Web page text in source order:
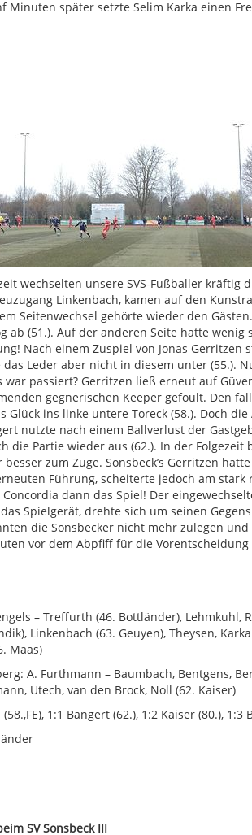
Minuten später setzte Selim Karka einen
wechselten unsere SVS-Fußballer kräftig
Linkenbach, kamen auf den
Seitenwechsel gehörte wieder den
ab (51.). Auf der anderen Seite hatte
Nach einem Zuspiel von Jonas
das Leder aber nicht in diesem unter (55.).
war passiert? Gerritzen ließ erneut auf
gegnerischen Keeper gefoult. Den
Glück ins linke untere Toreck (58.). Doch
nutzte nach einem Ballverlust der
die Partie wieder aus (62.). In der Folgezeit
zum Zuge. Sonsbeck’s Gerritzen
Führung, scheiterte jedoch am
dann das Spiel! Der
Spielgerät, drehte sich um seinen
die Sonsbecker nicht mehr zulegen
vor dem Abpfiff für die
– Treffurth (46. Bottländer), Lehmkuhl,
Linkenbach (63. Geuyen), Theysen,
Maas)
A. Furthmann – Baumbach, Bentgens,
Utech, van den Brock, Noll (62. Kaiser)
1:1 Bangert (62.), 1:2 Kaiser (80.), 1:3
SV Sonsbeck III